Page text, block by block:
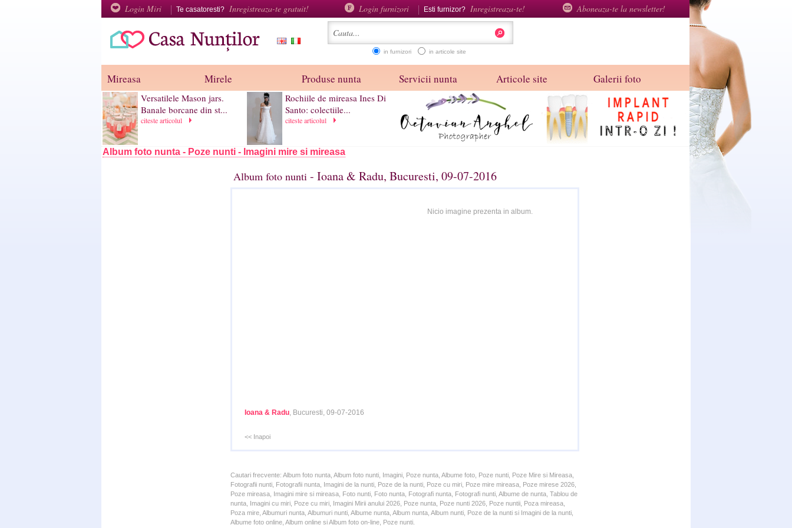
Login Miri Te casatoresti? Inregistreaza-te gratuit! Login furnizori Esti furnizor? Inregistreaza-te! Aboneaza-te la newsletter!
in furnizori in articole site
Mireasa Mirele Produse nunta Servicii nunta Articole site Galerii foto
Versatilele Mason jars.
Banale borcane din st...
citeste articolul
Rochiile de mireasa Ines Di
Santo: colectiile...
citeste articolul
Album foto nunta - Poze nunti - Imagini mire si mireasa
Album foto nunti - Ioana & Radu, Bucuresti, 09-07-2016
Nicio imagine prezenta in album.
Ioana & Radu, Bucuresti, 09-07-2016
<< Inapoi
Cautari frecvente: Album foto nunta, Album foto nunti, Imagini, Poze nunta, Albume foto, Poze nunti, Poze Mire si Mireasa,
Fotografii nunti, Fotografii nunta, Imagini de la nunti, Poze de la nunti, Poze cu miri, Poze mire mireasa, Poze mirese 2026,
Poze mireasa, Imagini mire si mireasa, Foto nunti, Foto nunta, Fotografi nunta, Fotografi nunti, Albume de nunta, Tablou de
nunta, Imagini cu miri, Poze cu miri, Imagini Mirii anului 2026, Poze nunta, Poze nunti 2026, Poze nuntii, Poza mireasa,
Poza mire, Albumuri nunta, Albumuri nunti, Albume nunta, Album nunta, Album nunti, Poze de la nunti si Imagini de la nunti,
Albume foto online, Album online si Album foto on-line, Poze nunti.